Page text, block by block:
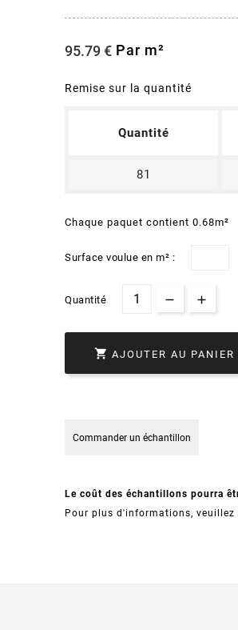
95.79 € Par m²
Remise sur la quantité
Quantité
81
Chaque paquet contient 0.68m²
Surface voulue en m² :
Quantité
 AJOUTER AU PANIER
Commander un échantillon
Le coût des échantillons pourra
Pour plus d'informations, veuillez